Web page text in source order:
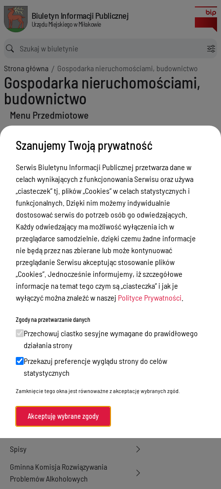
Gospodarka nieruchomościami, budownictwo
Biuletyn Informacji Publicznej Urzędu Miejskiego w Miłakowie
Biuletyn Informacji Publicznej
Urzędu Miejskiego w Miłakowie
Ścieżka powrotu
Strona główna Gospodarka nieruchomościami, budownictwo
Gospodarka nieruchomościami,
budownictwo
Menu Przedmiotowe
Gmina Miłakowo
Majątek i finanse
Zamówienia publiczne
Urząd Stanu Cywilnego
Ewidencja ludności, dowody osobiste,
działalność gospodarcza
Przetargi
Ogłoszenia
Petycje
Dyżury Aptek w Powiecie Ostródzkim
Komunikacja publiczna
Nieodpłatna pomoc prawna
Rada Miejska
Oświadczenia majątkowe
Akty prawne
Spisy
Gminna Komisja Rozwiązywania
Problemów Alkoholowych
Szanujemy Twoją prywatność
Serwis Biuletynu Informacji Publicznej przetwarza dane w
celach wynikających z funkcjonowania Serwisu oraz używa
„ciasteczek” tj. plików „Cookies” w celach statystycznych i
funkcjonalnych. Dzięki nim możemy indywidualnie
dostosować serwis do potrzeb osób go odwiedzających.
Każdy odwiedzający ma możliwość wyłączenia ich w
przeglądarce samodzielnie, dzięki czemu żadne informacje
nie będą przez nas zbierane lub może kontynuować
przeglądanie Serwisu akceptując stosowanie plików
„Cookies”. Jednocześnie informujemy, iż szczegółowe
informacje na temat tego czym są „ciasteczka” i jak je
wyłączyć można znaleźć w naszej Polityce Prywatności
Zgody na przetwarzanie danych
Przechowuj ciastko sesyjne wymagane do prawidłowego
działania strony
Przekazuj preferencje wyglądu strony do celów
statystycznych
Zamknięcie tego okna jest równoważne z akceptację wybranych zgód.
Akceptuję wybrane zgody